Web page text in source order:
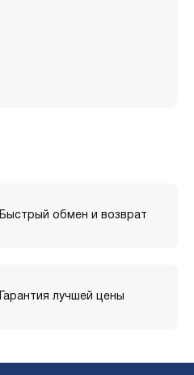
Быстрый обмен и возврат
Гарантия лучшей цены